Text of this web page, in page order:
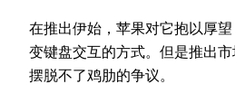
在推出伊始，苹果对它抱以厚
变键盘交互的方式。但是推出
摆脱不了鸡肋的争议。